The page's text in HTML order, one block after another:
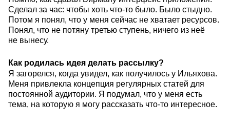
Сделал за час: чтобы хоть что-то было. Было стыдно.
Потом я понял, что у меня сейчас не хватает ресурсов.
Понял, что не потяну третью ступень, ничего из неё
не вынесу.
Как родилась идея делать рассылку?
Я загорелся, когда увидел, как получилось у Ильяхова.
Меня привлекла концепция регулярных статей для
постоянной аудитории. Я подумал, что у меня есть
тема, на которую я могу рассказать что-то интересное.